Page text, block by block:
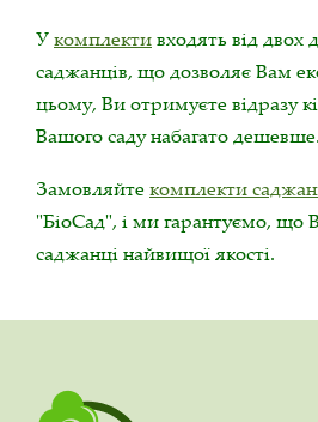
Укомплективходять від двох
саджанців, що дозволяє Вам
цьому, Ви отримуєте відразу
Вашого саду набагато дешевше.
Замовляйте комплекти
"БіоСад", і ми гарантуємо, що
саджанці найвищої якості.